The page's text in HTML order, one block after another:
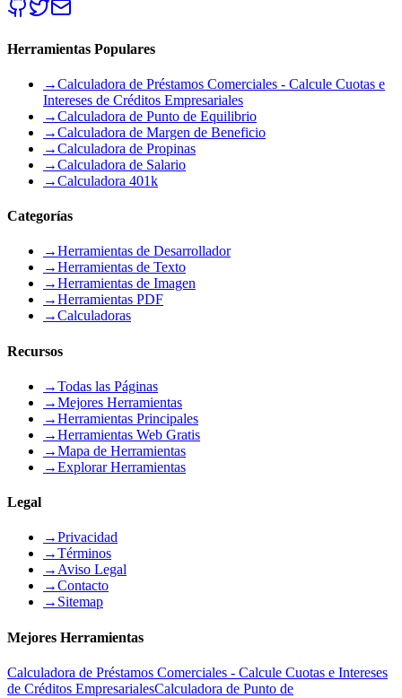
Herramientas Populares
→Calculadora de Préstamos Comerciales - Calcule Cuotas e
Intereses de Créditos Empresariales
→Calculadora de Punto de Equilibrio
→Calculadora de Margen de Beneficio
→Calculadora de Propinas
→Calculadora de Salario
→Calculadora 401k
Categorías
→Herramientas de Desarrollador
→Herramientas de Texto
→Herramientas de Imagen
→Herramientas PDF
→Calculadoras
Recursos
→Todas las Páginas
→Mejores Herramientas
→Herramientas Principales
→Herramientas Web Gratis
→Mapa de Herramientas
→Explorar Herramientas
Legal
→Privacidad
→Términos
→Aviso Legal
→Contacto
→ Sitemap
Mejores Herramientas
Calculadora de Préstamos Comerciales - Calcule Cuotas e Intereses
de Créditos EmpresarialesCalculadora de Punto de